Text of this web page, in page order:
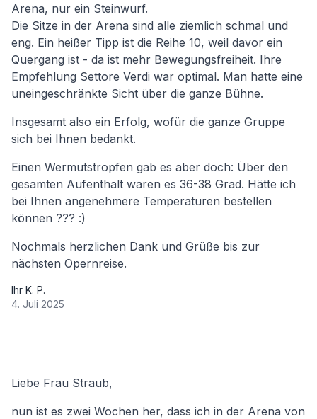
Arena, nur ein Steinwurf.
Die Sitze in der Arena sind alle ziemlich schmal und
eng. Ein heißer Tipp ist die Reihe 10, weil davor ein
Quergang ist - da ist mehr Bewegungsfreiheit. Ihre
Empfehlung Settore Verdi war optimal. Man hatte eine
uneingeschränkte Sicht über die ganze Bühne.
Insgesamt also ein Erfolg, wofür die ganze Gruppe
sich bei Ihnen bedankt.
Einen Wermutstropfen gab es aber doch: Über den
gesamten Aufenthalt waren es 36-38 Grad. Hätte ich
bei Ihnen angenehmere Temperaturen bestellen
können ??? :)
Nochmals herzlichen Dank und Grüße bis zur
nächsten Opernreise.
Ihr K. P.
4. Juli 2025
Liebe Frau Straub,
nun ist es zwei Wochen her, dass ich in der Arena von